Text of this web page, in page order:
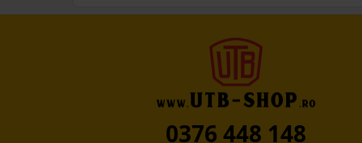
0376 448 148